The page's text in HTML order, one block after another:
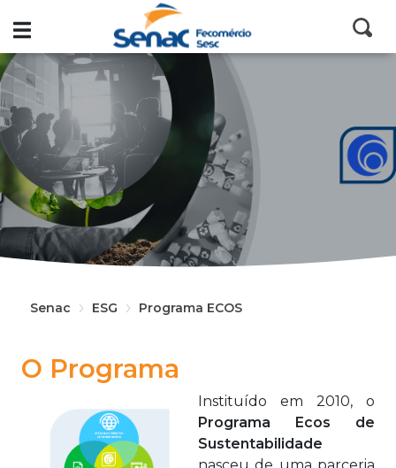
Senac ESG Programa ECOS
O Programa
Instituído em 2010, o
Programa Ecos de
Sustentabilidade